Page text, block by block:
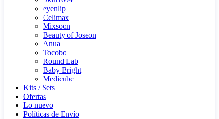
eyenlip
Celimax
Mixsoon
Beauty of Joseon
Anua
Tocobo
Round Lab
Baby Bright
Medicube
Kits / Sets
Ofertas
Lo nuevo
Políticas de Envío